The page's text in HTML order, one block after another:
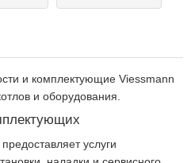
и комплектующие Viessmann
и оборудования.
услуги